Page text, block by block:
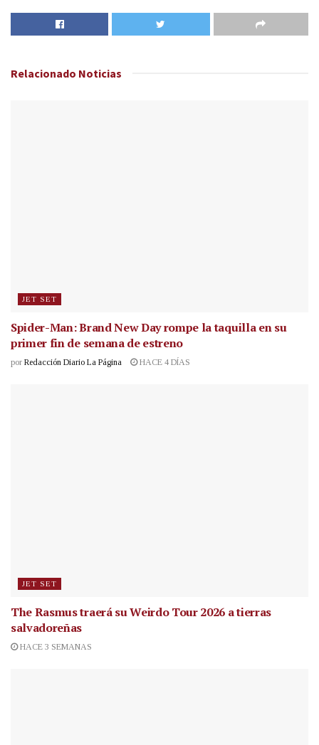
Relacionado Noticias
JET SET
Spider-Man: Brand New Day rompe la taquilla en su
primer fin de semana de estreno
por Redacción Diario La Página HACE 4 DÍAS
JET SET
The Rasmus traerá su Weirdo Tour 2026 a tierras
salvadoreñas
HACE 3 SEMANAS